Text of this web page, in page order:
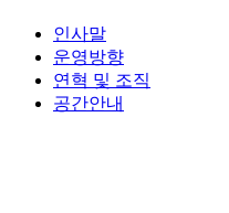
인사말
운영방향
연혁 및 조직
공간안내